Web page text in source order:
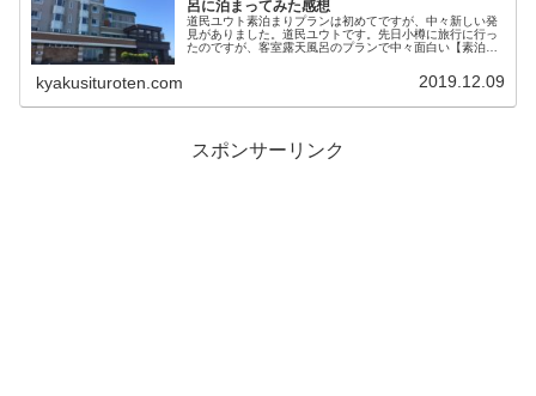
呂に泊まってみた感想
道民ユウト素泊まりプランは初めてですが、中々新しい発
見がありました。道民ユウトです。先日小樽に旅行に行っ
たのですが、客室露天風呂のプランで中々面白い【素泊ま
kyakusituroten.com 2019.12.09
スポンサーリンク